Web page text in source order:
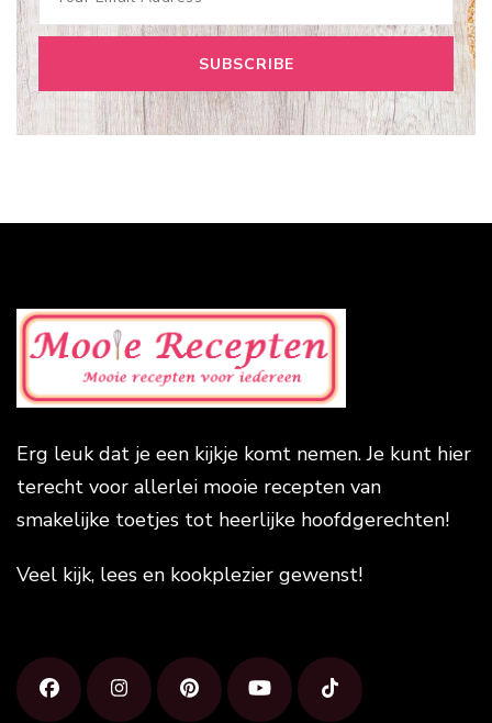
Erg leuk dat je een kijkje komt nemen. Je kunt hier
terecht voor allerlei mooie recepten van
smakelijke toetjes tot heerlijke hoofdgerechten!
Veel kijk, lees en kookplezier gewenst!